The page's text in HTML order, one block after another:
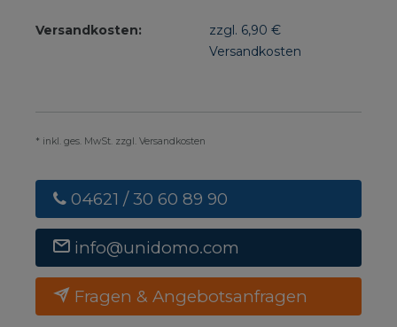
Versandkosten:
zzgl. 6,90 €
Versandkosten
* inkl. ges. MwSt. zzgl. Versandkosten
04621 / 30 60 89 90
info@unidomo.com
Fragen & Angebotsanfragen